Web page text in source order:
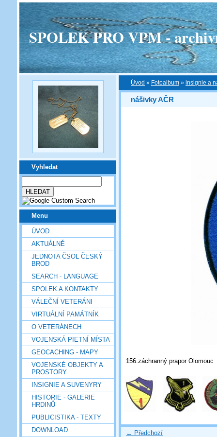
SPOLEK PRO VPM -
Vyhledat
Menu
ÚVOD
AKTUÁLNĚ
JEDNOTA ČSOL ČESKÝ
BROD
SEARCH - LANGUAGE
SPOLEK A KONTAKTY
VÁLEČNÍ VETERÁNI
VIRTUÁLNÍ PAMÁTNÍK
O VETERÁNECH
VOJENSKÁ PIETNÍ MÍSTA
GEOCACHING - MAPY
VOJENSKÉ OBJEKTY A
PROSTORY
INSIGNIE A SUVENYRY
HISTORIE - GALERIE
HRDINŮ
PUBLICISTIKA - TEXTY
DOWNLOAD
Úvod » Fotoalbum » insignie a
nášivky AČR
156.záchranný prapor Olomouc
← Předchozí